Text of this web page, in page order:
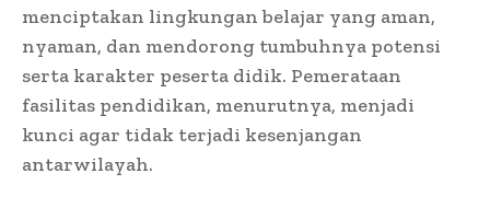
menciptakan lingkungan belajar yang aman,
nyaman, dan mendorong tumbuhnya potensi
serta karakter peserta didik. Pemerataan
fasilitas pendidikan, menurutnya, menjadi
kunci agar tidak terjadi kesenjangan
antarwilayah.